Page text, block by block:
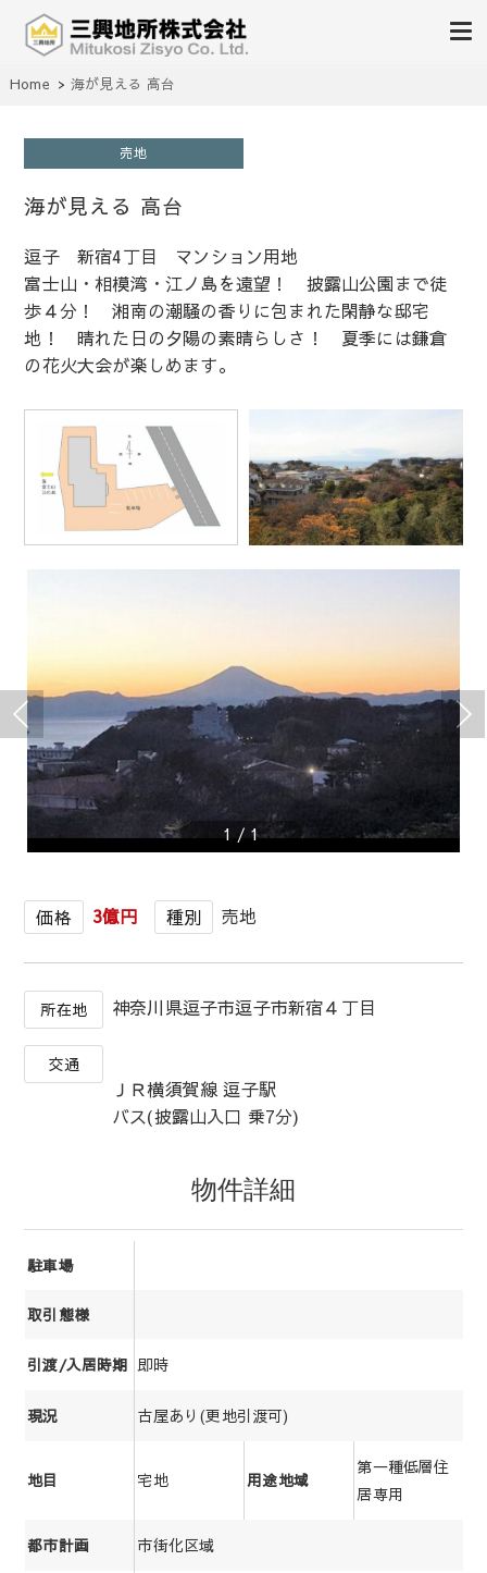
三興地所株式会社
不動産の売買、賃貸、仲介、管理
Home 海が見える 高台
売地
海が見える 高台
逗子 新宿4丁目 マンション用地
富士山・相模湾・江ノ島を遠望！ 披露山公園まで徒
歩４分！ 湘南の潮騒の香りに包まれた閑静な邸宅
地！ 晴れた日の夕陽の素晴らしさ！ 夏季には鎌倉
の花火大会が楽しめます。
1/1
価格 3億円 種別 売地
所在地 神奈川県逗子市逗子市新宿４丁目
交通
ＪＲ横須賀線 逗子駅
バス(披露山入口 乗7分)
物件詳細
駐車場
取引態様
引渡/入居時期 即時
現況 古屋あり(更地引渡可)
地目 宅地 用途地域
第一種低層住
居専用
都市計画 市街化区域